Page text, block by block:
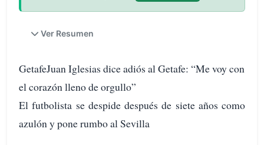
Ver Resumen
GetafeJuan Iglesias dice adiós al Getafe: “Me voy con
el corazón lleno de orgullo”
El futbolista se despide después de siete años como
azulón y pone rumbo al Sevilla